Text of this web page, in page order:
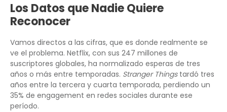
Los Datos que Nadie Quiere
Reconocer
Vamos directos a las cifras, que es donde realmente se
ve el problema. Netflix, con sus 247 millones de
suscriptores globales, ha normalizado esperas de tres
años o más entre temporadas. Stranger Thingstardó tres
años entre la tercera y cuarta temporada, perdiendo un
35% de engagement en redes sociales durante ese
período.